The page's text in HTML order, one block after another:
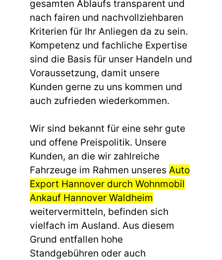
gesamten Ablaufs transparent und
nach fairen und nachvollziehbaren
Kriterien für Ihr Anliegen da zu sein.
Kompetenz und fachliche Expertise
sind die Basis für unser Handeln und
Voraussetzung, damit unsere
Kunden gerne zu uns kommen und
auch zufrieden wiederkommen.
Wir sind bekannt für eine sehr gute
und offene Preispolitik. Unsere
Kunden, an die wir zahlreiche
Fahrzeuge im Rahmen unseres Auto
Export Hannover durch Wohnmobil
Ankauf Hannover Waldheim
weitervermitteln, befinden sich
vielfach im Ausland. Aus diesem
Grund entfallen hohe
Standgebühren oder auch